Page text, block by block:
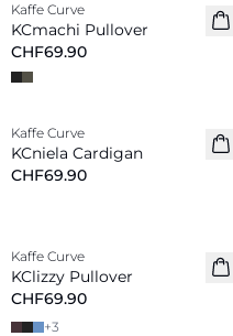
Kaffe Curve
KCmachi Pullover
CHF69.90
Neu
Kaffe Curve
KCniela Cardigan
CHF69.90
Neu
Kaffe Curve
KClizzy Pullover
CHF69.90
+3